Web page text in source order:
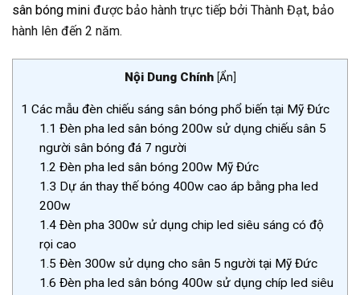
sân bóng mini được bảo hành trực tiếp bởi Thành Đạt, bảo
hành lên đến 2 năm.
Nội Dung Chính [Ẩn]
1 Các mẫu đèn chiếu sáng sân bóng phổ biến tại Mỹ Đức
1.1 Đèn pha led sân bóng 200w sử dụng chiếu sân 5
người sân bóng đá 7 người
1.2 Đèn pha led sân bóng 200w Mỹ Đức
1.3 Dự án thay thế bóng 400w cao áp bằng pha led
200w
1.4 Đèn pha 300w sử dụng chip led siêu sáng có độ
rọi cao
1.5 Đèn 300w sử dụng cho sân 5 người tại Mỹ Đức
1.6 Đèn pha led sân bóng 400w sử dụng chíp led siêu